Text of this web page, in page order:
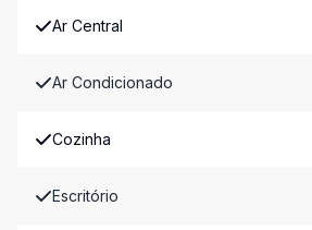
Ar Central
Ar Condicionado
Cozinha
Escritório